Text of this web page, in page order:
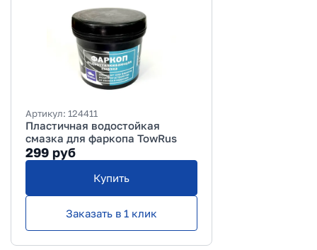
Артикул: 124411
Пластичная водостойкая
смазка для фаркопа TowRus
299 руб
Купить
Заказать в 1 клик